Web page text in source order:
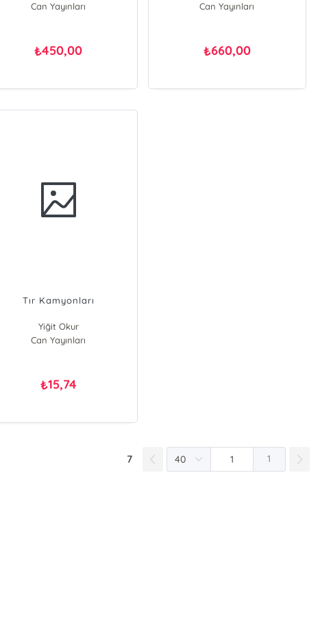
Can Yayınları
₺450,00
Can Yayınları
₺660,00
Tır Kamyonları
Yiğit Okur
Can Yayınları
₺15,74
7 1